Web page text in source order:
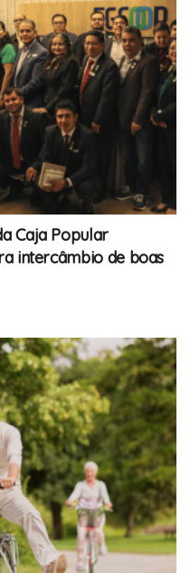
Caja Popular
intercâmbio de boas